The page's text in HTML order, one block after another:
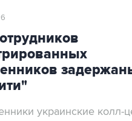
украинские колл-